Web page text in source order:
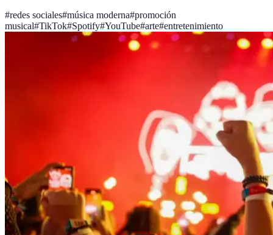
#redes sociales#música moderna#promoción
musical#TikTok#Spotify#YouTube#arte#entretenimiento